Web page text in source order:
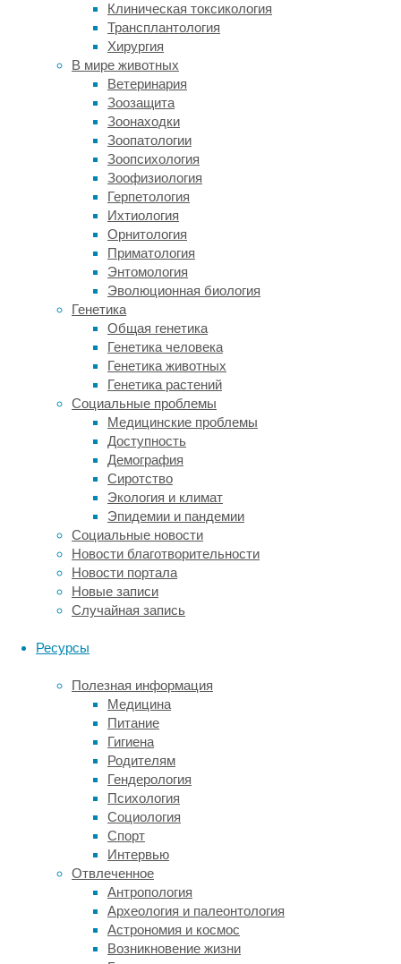
Клиническая токсикология
Трансплантология
Хирургия
В мире животных
Ветеринария
Зоозащита
Зоонаходки
Зоопатологии
Зоопсихология
Зоофизиология
Герпетология
Ихтиология
Орнитология
Приматология
Энтомология
Эволюционная биология
Генетика
Общая генетика
Генетика человека
Генетика животных
Генетика растений
Социальные проблемы
Медицинские проблемы
Доступность
Демография
Сиротство
Экология и климат
Эпидемии и пандемии
Социальные новости
Новости благотворительности
Новости портала
Новые записи
Случайная запись
Ресурсы
Полезная информация
Медицина
Питание
Гигиена
Родителям
Гендерология
Психология
Социология
Спорт
Интервью
Отвлеченное
Антропология
Археология и палеонтология
Астрономия и космос
Возникновение жизни
показала,
что
мышей
стволе
мозга
NREM-
сон
регулирует
сеть
нейронов,
продуцирующих
пептид
нейротензин.
Предыдущие
работы
)
показали,
сублатеродорсальное
ядро
покрышки
(SubLDT)
регулирует
как
REM,
так
и
NREM-
Поэтому
нацелились
того,
чтобы
выяснить
регуляторов
NREM-
и
обнаружило
подмножество
нейротензиновых
нейронов,